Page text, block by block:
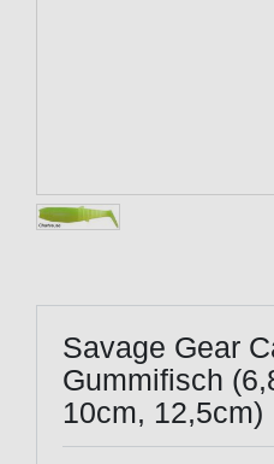
Savage Gear
Gummifisch
10cm, 12,5cm)